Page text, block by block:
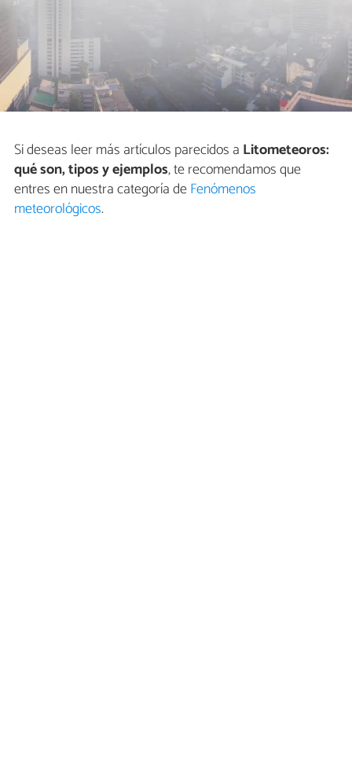
Si deseas leer más artículos parecidos a Litometeoros:
qué son, tipos y ejemplos, te recomendamos que
entres en nuestra categoría deFenómenos
meteorológicos.